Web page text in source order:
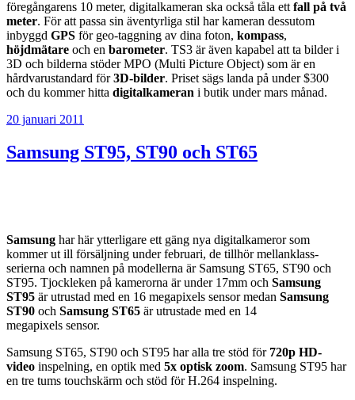
föregångarens 10 meter, digitalkameran ska också tåla ett fall på två
meter. För att passa sin äventyrliga stil har kameran dessutom
inbyggd GPS för geo-taggning av dina foton, kompass,
höjdmätare och en barometer. TS3 är även kapabel att ta bilder i
3D och bilderna stöder MPO (Multi Picture Object) som är en
hårdvarustandard för3D-bilder. Priset sägs landa på under $300
och du kommer hitta digitalkameran i butik under mars månad.
Publicerat
20 januari 2011
Samsung ST95, ST90 och ST65
Samsung har här ytterligare ett gäng nya digitalkameror som
kommer ut ill försäljning under februari, de tillhör mellanklass-
serierna och namnen på modellerna är Samsung ST65, ST90 och
ST95. Tjockleken på kamerorna är under 17mm och Samsung
ST95 är utrustad med en 16 megapixels sensor medan Samsung
ST90 och Samsung ST65 är utrustade med en 14
megapixels sensor.
Samsung ST65, ST90 och ST95 har alla tre stöd för 720p HD-
video inspelning, en optik med 5x optisk zoom. Samsung ST95 har
en tre tums touchskärm och stöd för H.264 inspelning.